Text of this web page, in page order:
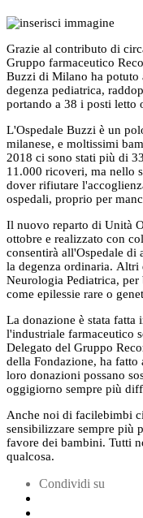
Grazie al contributo di
Gruppo farmaceutico
Buzzi di Milano ha potuto
degenza pediatrica,
portando a 38 i posti letto
L'Ospedale Buzzi è un
milanese, e moltissimi
2018 ci sono stati più di
11.000 ricoveri, ma nello
dover rifiutare
ospedali, proprio per
Il nuovo reparto di Unità
ottobre e realizzato con
consentirà all'Ospedale
la degenza ordinaria. Altri
Neurologia Pediatrica, per
come epilessie rare o
La donazione è stata
l'industriale farmaceutico
Delegato del Gruppo
della Fondazione, ha
loro donazioni possano
oggigiorno sempre più
Anche noi di facilebimbi
sensibilizzare sempre più
favore dei bambini. Tutti
qualcosa.
Condividi su